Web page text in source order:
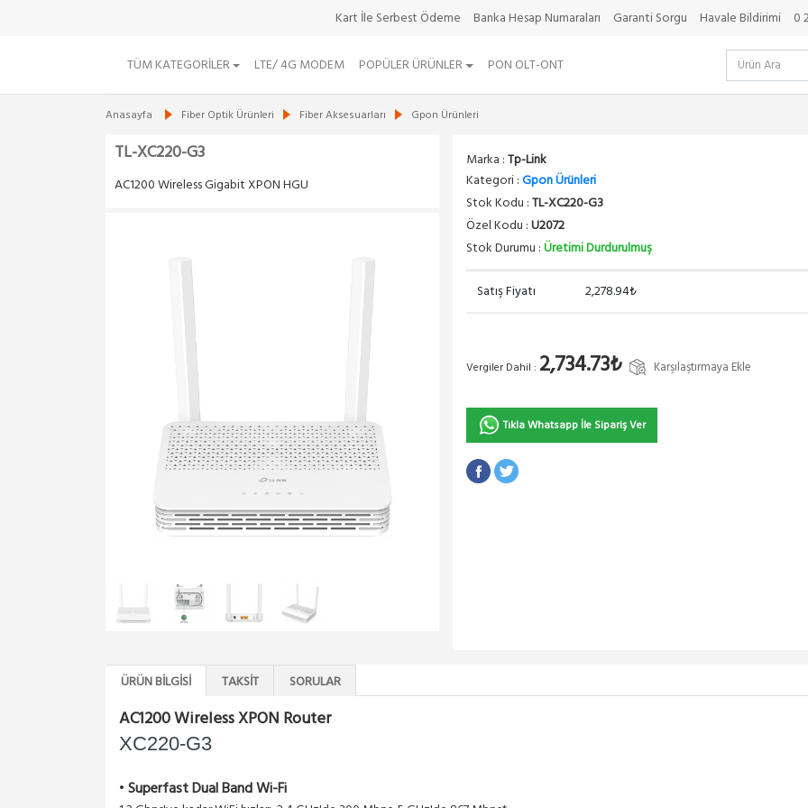
Kart İle Serbest Ödeme Banka Hesap Numaraları Garanti Sorgu Havale Bildirimi 0
TÜM KATEGORILER LTE/ 4G MODEM POPÜLER ÜRÜNLER PON OLT-ONT
Anasayfa Fiber Optik Ürünleri Fiber Aksesuarları Gpon Ürünleri
TL-XC220-G3
AC1200 Wireless Gigabit XPON HGU
Marka :Tp-Link
Kategori :Gpon Ürünleri
Stok Kodu :TL-XC220-G3
Özel Kodu :U2072
Stok Durumu :Üretimi Durdurulmuş
Satış Fiyatı 2,278.94₺
Vergiler Dahil : 2,734.73₺ Karşılaştırmaya Ekle
Tıkla Whatsapp İle Sipariş Ver
ÜRÜN BILGISI TAKSIT SORULAR
AC1200 Wireless XPON Router
XC220-G3
•Superfast Dual Band Wi-Fi